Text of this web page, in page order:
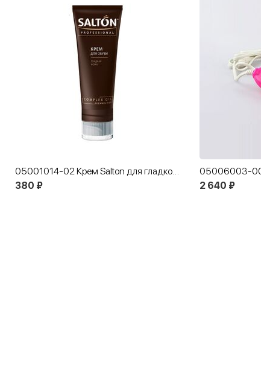
05001014-02 Крем Salton для гладкой кожи черный
380 ₽
2 640 ₽